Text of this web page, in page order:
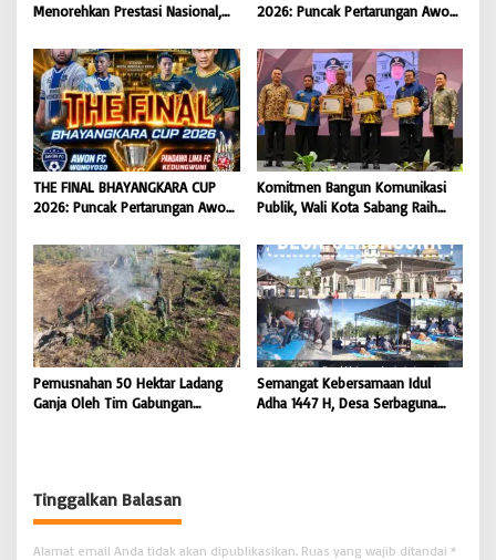
Menorehkan Prestasi Nasional,
Dipromosikan Menjadi
Koordinator JAM Pidum
Kejaksaan Agung RI |
BONGKAR’Perkara.com
2026: Puncak Pertarungan Awon
FC Kedungwuni, Siap
Mengguncang Stadion Widya
Manggala Krida
THE FINAL BHAYANGKARA CUP
2026: Puncak Pertarungan Awon
FC Kedungwuni, Siap
Mengguncang Stadion Widya
Manggala Krida
Komitmen Bangun Komunikasi
Publik, Wali Kota Sabang Raih
BONGKAR’Perkara.com
Pemusnahan 50 Hektar Ladang
Ganja Oleh Tim Gabungan
Semangat Kebersamaan Idul
Adha 1447 H, Desa Serbaguna
Tinggalkan Balasan
Alamat email Anda tidak akan dipublikasikan. Ruas yang wajib ditandai *